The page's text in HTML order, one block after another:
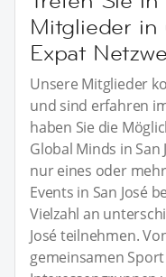
Mitglieder in
Expat
Unsere Mitglieder
und sind erfahren
haben Sie die
Global Minds in
nur eines oder
Events in San José
Vielzahl an
José teilnehmen.
gemeinsamen